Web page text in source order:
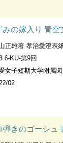
の嫁入り 青空文庫表
正雄著 孝治愛澄表紙デザ
KU-第9回
女子短期大学附属
02
きのゴーシュ 青空文庫